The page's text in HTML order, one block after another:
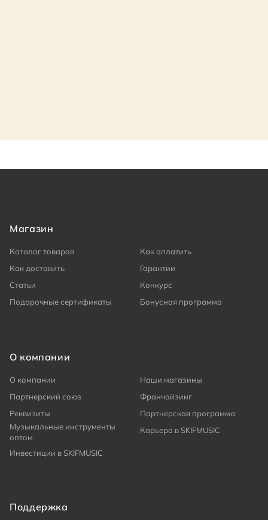
Магазин
Каталог товаров
Как оплатить
Как доставить
Гарантии
Статьи
Конкурс
Подарочные сертификаты
Бонусная программа
О компании
О компании
Наши магазины
Партнерский союз
Франчайзинг
Реквизиты
Партнерская программа
Музыкальные инструменты
оптом
Карьера в SKIFMUSIC
Инвестиции в SKIFMUSIC
Поддержка